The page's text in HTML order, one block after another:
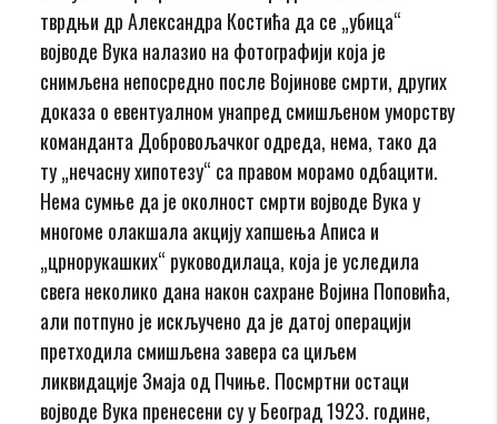
тврдњи др Александра Костића да се „убица“
војводе Вука налазио на фотографији која је
снимљена непосредно после Војинове смрти, других
доказа о евентуалном унапред смишљеном уморству
команданта Добровољачког одреда, нема, тако да
ту „нечасну хипотезу“ са правом морамо одбацити.
Нема сумње да је околност смрти војводе Вука у
многоме олакшала акцију хапшења Аписа и
„црнорукашких“ руководилаца, која је уследила
свега неколико дана након сахране Војина Поповића,
али потпуно је искључено да је датој операцији
претходила смишљена завера са циљем
ликвидације Змаја од Пчиње. Посмртни остаци
војводе Вука пренесени су у Београд 1923. године,